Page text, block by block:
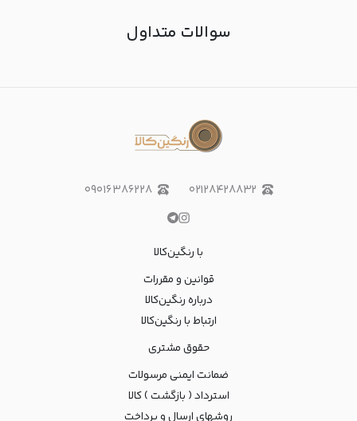
سوالات متداول
۰۲۱۲۸۴۲۸۸۳۲ ۰۹۰۱۶۳۸۶۲۲۸
با رنگین‌کالا
قوانین و مقررات
درباره رنگین‌کالا
ارتباط با رنگین‌کالا
حقوق مشتری
ضمانت ایمنی مرسولات
استرداد ( بازگشت ) کالا
روشهای ارسال و پرداخت